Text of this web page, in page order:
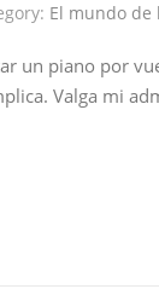
El mundo de
un piano por
Valga mi